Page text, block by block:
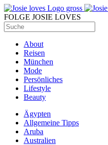
FOLGE JOSIE LOVES
About
Reisen
München
Mode
Persönliches
Lifestyle
Beauty
Ägypten
Allgemeine Tipps
Aruba
Australien